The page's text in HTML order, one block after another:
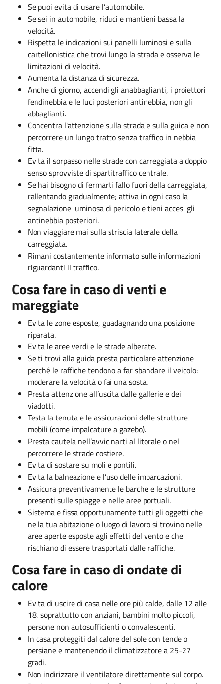
Se puoi evita di usare l’automobile.
Se sei in automobile, riduci e mantieni bassa la
velocità.
Rispetta le indicazioni sui panelli luminosi e sulla
cartellonistica che trovi lungo la strada e osserva le
limitazioni di velocità.
Aumenta la distanza di sicurezza.
Anche di giorno, accendi gli anabbaglianti, i proiettori
fendinebbia e le luci posteriori antinebbia, non gli
abbaglianti.
Concentra l'attenzione sulla strada e sulla guida e non
percorrere un lungo tratto senza traffico in nebbia
fitta.
Evita il sorpasso nelle strade con carreggiata a doppio
senso sprovviste di spartitraffico centrale.
Se hai bisogno di fermarti fallo fuori della carreggiata,
rallentando gradualmente; attiva in ogni caso la
segnalazione luminosa di pericolo e tieni accesi gli
antinebbia posteriori.
Non viaggiare mai sulla striscia laterale della
carreggiata.
Rimani costantemente informato sulle informazioni
riguardanti il traffico.
Cosa fare in caso di venti e
mareggiate
Evita le zone esposte, guadagnando una posizione
riparata.
Evita le aree verdi e le strade alberate.
Se ti trovi alla guida presta particolare attenzione
perché le raffiche tendono a far sbandare il veicolo:
moderare la velocità o fai una sosta.
Presta attenzione all’uscita dalle gallerie e dei
viadotti.
Testa la tenuta e le assicurazioni delle strutture
mobili (come impalcature a gazebo).
Presta cautela nell’avvicinarti al litorale o nel
percorrere le strade costiere.
Evita di sostare su moli e pontili.
Evita la balneazione e l’uso delle imbarcazioni.
Assicura preventivamente le barche e le strutture
presenti sulle spiagge e nelle aree portuali.
Sistema e fissa opportunamente tutti gli oggetti che
nella tua abitazione o luogo di lavoro si trovino nelle
aree aperte esposte agli effetti del vento e che
rischiano di essere trasportati dalle raffiche.
Cosa fare in caso di ondate di
calore
Evita di uscire di casa nelle ore più calde, dalle 12 alle
18, soprattutto con anziani, bambini molto piccoli,
persone non autosufficienti o convalescenti.
In casa proteggiti dal calore del sole con tende o
persiane e mantenendo il climatizzatore a 25-27
gradi.
Non indirizzare il ventilatore direttamente sul corpo.